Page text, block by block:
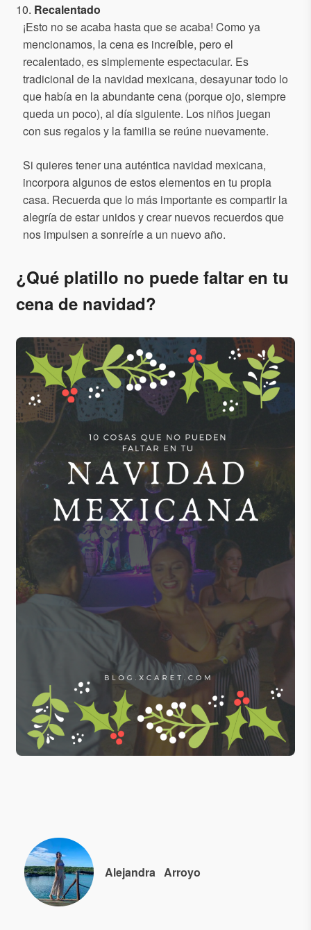
10. Recalentado
¡Esto no se acaba hasta que se acaba! Como ya
mencionamos, la cena es increíble, pero el
recalentado, es simplemente espectacular. Es
tradicional de la navidad mexicana, desayunar todo lo
que había en la abundante cena (porque ojo, siempre
queda un poco), al día siguiente. Los niños juegan
con sus regalos y la familia se reúne nuevamente.
Si quieres tener una auténtica navidad mexicana,
incorpora algunos de estos elementos en tu propia
casa. Recuerda que lo más importante es compartir la
alegría de estar unidos y crear nuevos recuerdos que
nos impulsen a sonreírle a un nuevo año.
¿Qué platillo no puede faltar en tu
cena de navidad?
Alejandra Arroyo